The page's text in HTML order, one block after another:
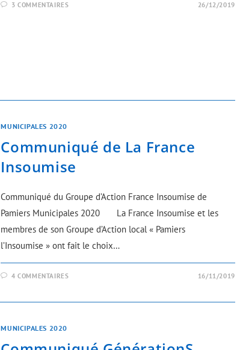
3 COMMENTAIRES 26/12/2019
MUNICIPALES 2020
Communiqué de La France
Insoumise
Communiqué du Groupe d’Action France Insoumise de
Pamiers Municipales 2020 La France Insoumise et les
membres de son Groupe d’Action local « Pamiers
l’Insoumise » ont fait le choix…
4 COMMENTAIRES 16/11/2019
MUNICIPALES 2020